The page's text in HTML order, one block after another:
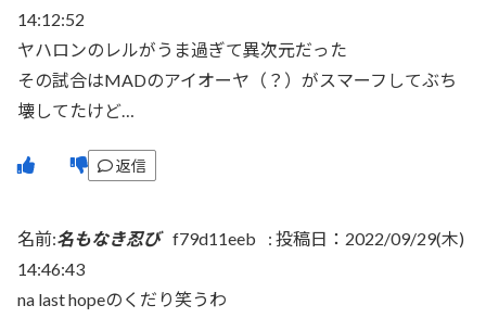
14:12:52
ヤハロンのレルがうま過ぎて異次元だった
その試合はMADのアイオーヤ（？）がスマーフしてぶち
壊してたけど…
返信
名前:名もなき忍び f79d11eeb : 投稿日：2022/09/29(木)
14:46:43
na last hopeのくだり笑うわ